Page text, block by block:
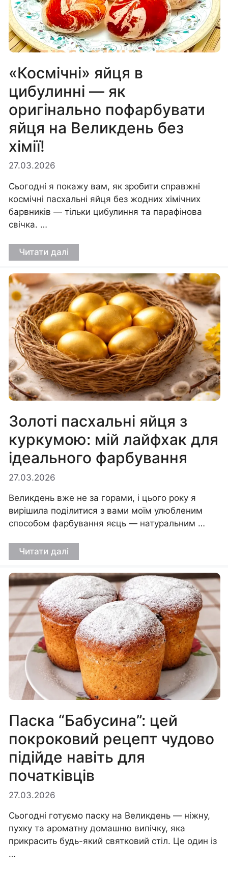
«Космічні» яйця в
цибулинні — як
оригінально пофарбувати
яйця на Великдень без
хімії!
27.03.2026
Сьогодні я покажу вам, як зробити справжні
космічні пасхальні яйця без жодних хімічних
барвників — тільки цибулиння та парафінова
свічка. …
Читати далі
Золоті пасхальні яйця з
куркумою: мій лайфхак для
ідеального фарбування
27.03.2026
Великдень вже не за горами, і цього року я
вирішила поділитися з вами моїм улюбленим
способом фарбування яєць — натуральним …
Читати далі
Паска “Бабусина”: цей
покроковий рецепт чудово
підійде навіть для
початківців
27.03.2026
Сьогодні готуємо паску на Великдень — ніжну,
пухку та ароматну домашню випічку, яка
прикрасить будь-який святковий стіл. Це один із
…